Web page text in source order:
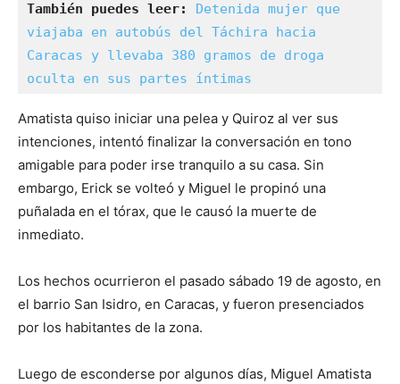
También puedes leer: Detenida mujer que
viajaba en autobús del Táchira hacia
Caracas y llevaba 380 gramos de droga
oculta en sus partes íntimas
Amatista quiso iniciar una pelea y Quiroz al ver sus
intenciones, intentó finalizar la conversación en tono
amigable para poder irse tranquilo a su casa. Sin
embargo, Erick se volteó y Miguel le propinó una
puñalada en el tórax, que le causó la muerte de
inmediato.
Los hechos ocurrieron el pasado sábado 19 de agosto, en
el barrio San Isidro, en Caracas, y fueron presenciados
por los habitantes de la zona.
Luego de esconderse por algunos días, Miguel Amatista